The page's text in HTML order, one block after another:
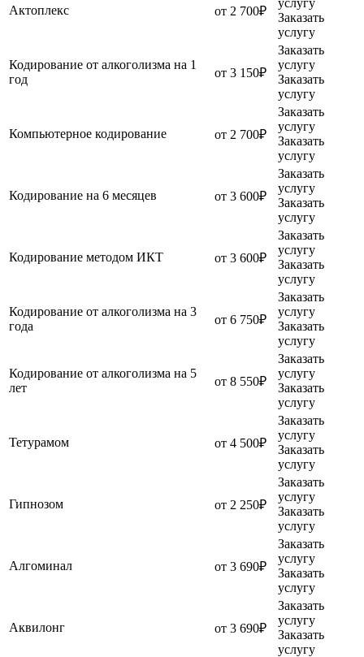
Актоплекс от 2 700₽
Заказать
услугу
Кодирование от алкоголизма на 1
год
от 3 150₽
Заказать
услугу
Заказать
услугу
Компьютерное кодирование от 2 700₽
Заказать
услугу
Заказать
услугу
Кодирование на 6 месяцев от 3 600₽
Заказать
услугу
Заказать
услугу
Кодирование методом ИКТ от 3 600₽
Заказать
услугу
Заказать
услугу
Кодирование от алкоголизма на 3
года
от 6 750₽
Заказать
услугу
Заказать
услугу
Кодирование от алкоголизма на 5
лет
от 8 550₽
Заказать
услугу
Заказать
услугу
Тетурамом от 4 500₽
Заказать
услугу
Заказать
услугу
Гипнозом от 2 250₽
Заказать
услугу
Заказать
услугу
Алгоминал от 3 690₽
Заказать
услугу
Заказать
услугу
Аквилонг от 3 690₽
Заказать
услугу
Заказать
услугу